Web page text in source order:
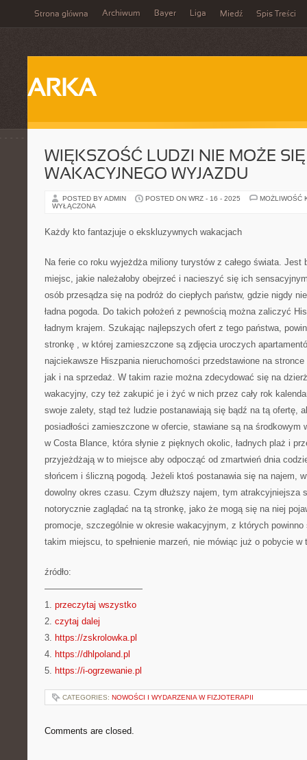
Strona główna Archiwum Bayer Liga Miedź Spis Treści
ARKA
WIĘKSZOŚĆ LUDZI NIE MOŻE
WAKACYJNEGO WYJAZDU
POSTED BY ADMIN POSTED ON WRZ - 16 - 2025
MOŻLIWOŚĆ
WYŁĄCZONA
Każdy kto fantazjuje o ekskluzywnych wakacjach
Na ferie co roku wyjeżdża miliony turystów z całego świata. Jest
miejsc, jakie należałoby obejrzeć i nacieszyć się ich
osób przesądza się na podróż do ciepłych państw, gdzie nigdy
ładna pogoda. Do takich położeń z pewnością można zaliczyć
ładnym krajem. Szukając najlepszych ofert z tego państwa,
stronkę , w której zamieszczone są zdjęcia uroczych
najciekawsze Hiszpania nieruchomości przedstawione na
jak i na sprzedaż. W takim razie można zdecydować się na
wakacyjny, czy też zakupić je i żyć w nich przez cały rok
swoje zalety, stąd też ludzie postanawiają się bądź na tą ofertę,
posiadłości zamieszczone w ofercie, stawiane są na środkowym
w Costa Blance, która słynie z pięknych okolic, ładnych plaż i
przyjeżdżają w to miejsce aby odpocząć od zmartwień dnia
słońcem i śliczną pogodą. Jeżeli ktoś postanawia się na najem,
dowolny okres czasu. Czym dłuższy najem, tym atrakcyjniejsza
notorycznie zaglądać na tą stronkę, jako że mogą się na niej
promocje, szczególnie w okresie wakacyjnym, z których powinno
takim miejscu, to spełnienie marzeń, nie mówiąc już o pobycie w
źródło:
———————————
1. przeczytaj wszystko
2. czytaj dalej
3. https://zskrolowka.pl
4. https://dhlpoland.pl
5. https://i-ogrzewanie.pl
CATEGORIES: NOWOŚCI I WYDARZENIA W FIZJOTERAPII
Comments are closed.